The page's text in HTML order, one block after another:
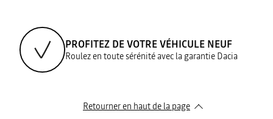
PROFITEZ DE VOTRE VÉHICULE NEUF
Roulez en toute sérénité avec la garantie Dacia
Retourner en haut de la page